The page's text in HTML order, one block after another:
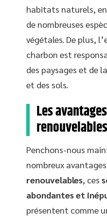
habitats naturels,
de nombreuses
végétales. De plus,
charbon est
des paysages et de
et des sols.
Les
renouvelables
Penchons-nous
nombreux
renouvelables, ces
abondantes et
présentent comme